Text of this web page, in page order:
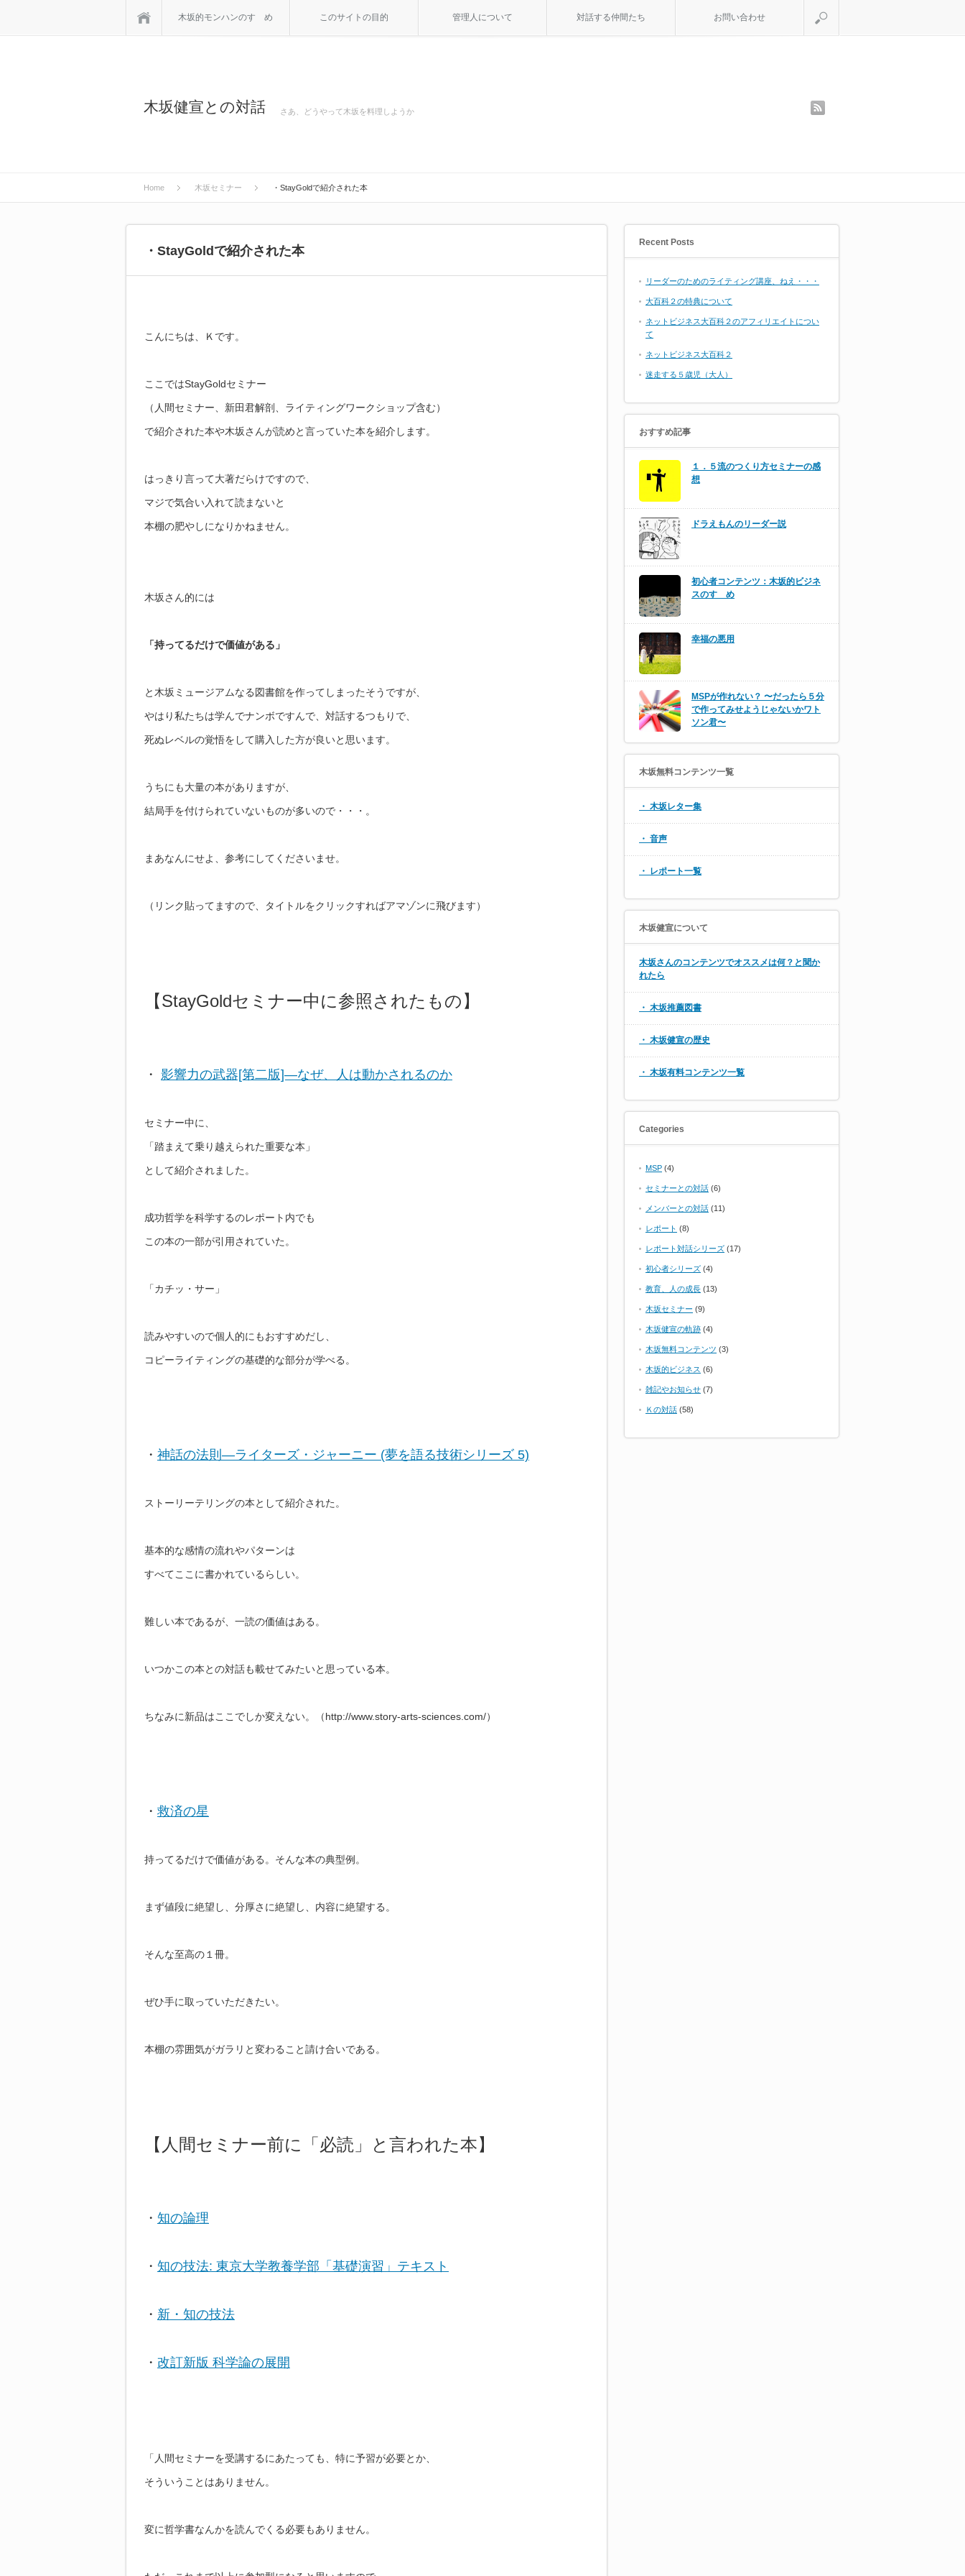
木坂的モンハンのすゝめ このサイトの目的 管理人について 対話する仲間たち お問い合わせ
木坂健宣との対話 さあ、どうやって木坂を料理しようか
Home 木坂セミナー ・StayGoldで紹介された本
・StayGoldで紹介された本
こんにちは、Ｋです。
ここではStayGoldセミナー
（人間セミナー、新田君解剖、ライティングワークショップ含む）
で紹介された本や木坂さんが読めと言っていた本を紹介します。
はっきり言って大著だらけですので、
マジで気合い入れて読まないと
本棚の肥やしになりかねません。
木坂さん的には
「持ってるだけで価値がある」
と木坂ミュージアムなる図書館を作ってしまったそうですが、
やはり私たちは学んでナンボですんで、対話するつもりで、
死ぬレベルの覚悟をして購入した方が良いと思います。
うちにも大量の本がありますが、
結局手を付けられていないものが多いので・・・。
まあなんにせよ、参考にしてくださいませ。
（リンク貼ってますので、タイトルをクリックすればアマゾンに飛びます）
【StayGoldセミナー中に参照されたもの】
・ 影響力の武器[第二版]―なぜ、人は動かされるのか
セミナー中に、
「踏まえて乗り越えられた重要な本」
として紹介されました。
成功哲学を科学するのレポート内でも
この本の一部が引用されていた。
「カチッ・サー」
読みやすいので個人的にもおすすめだし、
コピーライティングの基礎的な部分が学べる。
・ 神話の法則―ライターズ・ジャーニー (夢を語る技術シリーズ 5)
ストーリーテリングの本として紹介された。
基本的な感情の流れやパターンは
すべてここに書かれているらしい。
難しい本であるが、一読の価値はある。
いつかこの本との対話も載せてみたいと思っている本。
ちなみに新品はここでしか変えない。（http://www.story-arts-sciences.com/）
・ 救済の星
持ってるだけで価値がある。そんな本の典型例。
まず値段に絶望し、分厚さに絶望し、内容に絶望する。
そんな至高の１冊。
ぜひ手に取っていただきたい。
本棚の雰囲気がガラリと変わること請け合いである。
【人間セミナー前に「必読」と言われた本】
・ 知の論理
・ 知の技法: 東京大学教養学部「基礎演習」テキスト
・ 新・知の技法
・ 改訂新版 科学論の展開
「人間セミナーを受講するにあたっても、特に予習が必要とか、
そういうことはありません。
変に哲学書なんかを読んでくる必要もありません。
Recent Posts
リーダーのためのライティング講座、ねえ・・・
大百科２の特典について
ネットビジネス大百科２のアフィリエイトについ
て
ネットビジネス大百科２
迷走する５歳児（大人）
おすすめ記事
１．５流のつくり方セミナーの感
想
ドラえもんのリーダー説
初心者コンテンツ：木坂的ビジネ
スのすゝめ
幸福の悪用
MSPが作れない？ 〜だったら５分
で作ってみせようじゃないかワト
ソン君〜
木坂無料コンテンツ一覧
・ 木坂レター集
・ 音声
・ レポート一覧
木坂健宣について
木坂さんのコンテンツでオススメは何？と聞か
れたら
・ 木坂推薦図書
・ 木坂健宣の歴史
・ 木坂有料コンテンツ一覧
Categories
MSP (4)
セミナーとの対話 (6)
メンバーとの対話 (11)
レポート (8)
レポート対話シリーズ (17)
初心者シリーズ (4)
教育、人の成長 (13)
木坂セミナー (9)
木坂健宣の軌跡 (4)
木坂無料コンテンツ (3)
木坂的ビジネス (6)
雑記やお知らせ (7)
Ｋの対話 (58)